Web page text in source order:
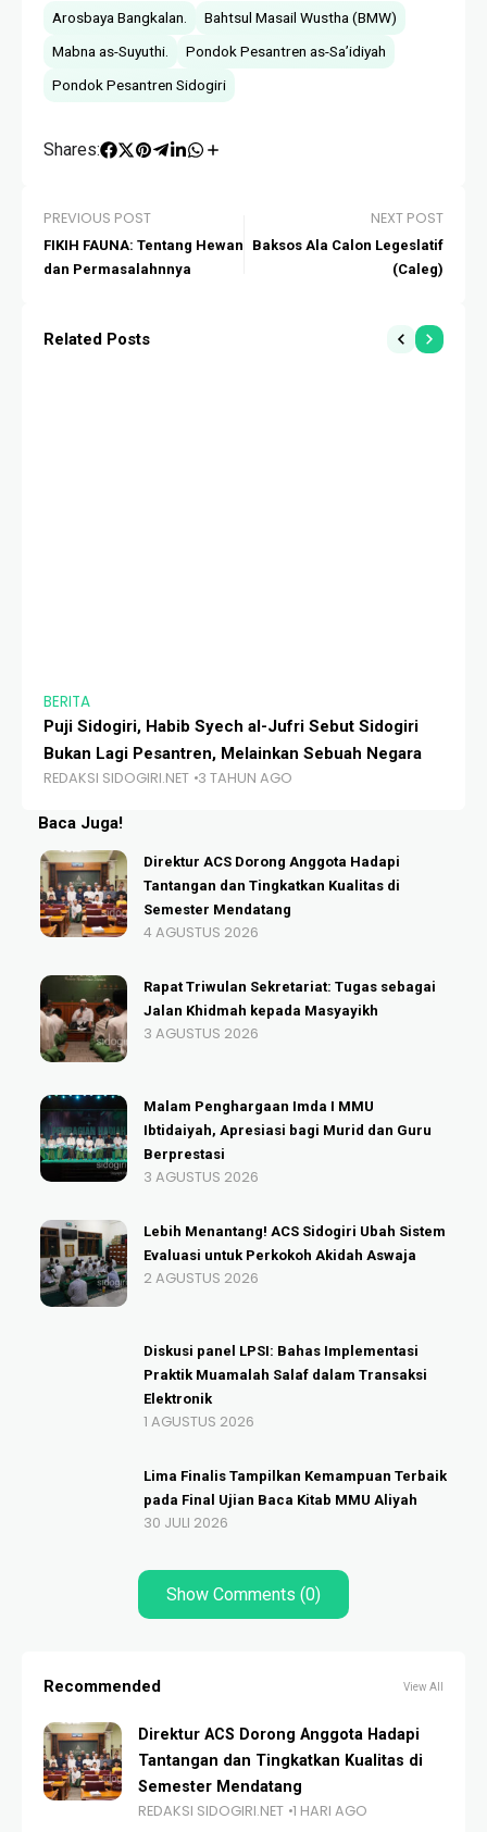
Arosbaya Bangkalan.
Bahtsul Masail Wustha (BMW)
Mabna as-Suyuthi.
Pondok Pesantren as-Sa’idiyah
Pondok Pesantren Sidogiri
Shares:
PREVIOUS POST
FIKIH FAUNA: Tentang Hewan
dan Permasalahnnya
NEXT POST
Baksos Ala Calon Legeslatif
(Caleg)
Related Posts
BERITA
Puji Sidogiri, Habib Syech al-Jufri Sebut Sidogiri
Bukan Lagi Pesantren, Melainkan Sebuah Negara
REDAKSI SIDOGIRI.NET 3 TAHUN AGO
Baca Juga!
Direktur ACS Dorong Anggota Hadapi
Tantangan dan Tingkatkan Kualitas di
Semester Mendatang
4 AGUSTUS 2026
Rapat Triwulan Sekretariat: Tugas sebagai
Jalan Khidmah kepada Masyayikh
3 AGUSTUS 2026
Malam Penghargaan Imda I MMU
Ibtidaiyah, Apresiasi bagi Murid dan Guru
Berprestasi
3 AGUSTUS 2026
Lebih Menantang! ACS Sidogiri Ubah Sistem
Evaluasi untuk Perkokoh Akidah Aswaja
2 AGUSTUS 2026
Diskusi panel LPSI: Bahas Implementasi
Praktik Muamalah Salaf dalam Transaksi
Elektronik
1 AGUSTUS 2026
Lima Finalis Tampilkan Kemampuan Terbaik
pada Final Ujian Baca Kitab MMU Aliyah
30 JULI 2026
Show Comments (0)
Recommended View All
Direktur ACS Dorong Anggota Hadapi
Tantangan dan Tingkatkan Kualitas di
Semester Mendatang
REDAKSI SIDOGIRI.NET 1 HARI AGO